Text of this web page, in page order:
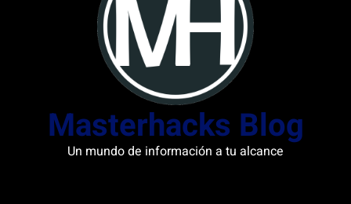
Masterhacks Blog
Un mundo de información a tu alcance